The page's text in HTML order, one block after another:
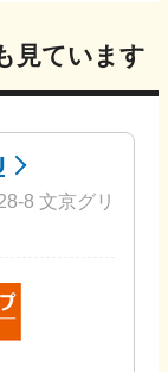
見ています
8 文京グリ